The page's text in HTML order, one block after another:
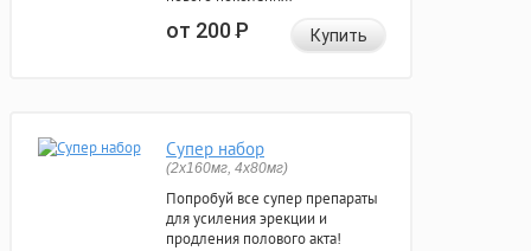
от 200Р Купить
Супер набор
(2х160мг, 4х80мг)
Попробуй все супер препараты
для усиления эрекции и
продления полового акта!